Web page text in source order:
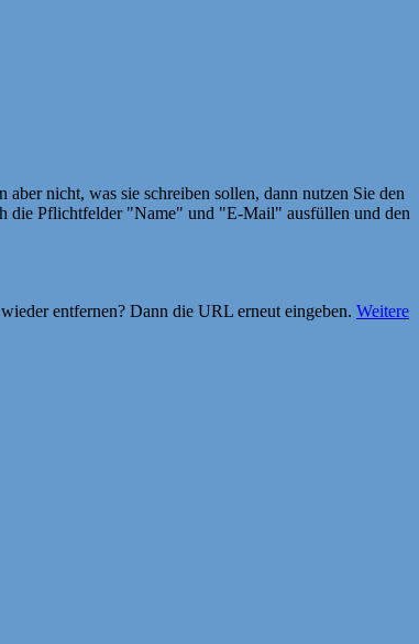
nicht, was sie schreiben sollen, dann nutzen Sie den
die Pflichtfelder "Name" und "E-Mail" ausfüllen und den
entfernen? Dann die URL erneut eingeben. Weitere